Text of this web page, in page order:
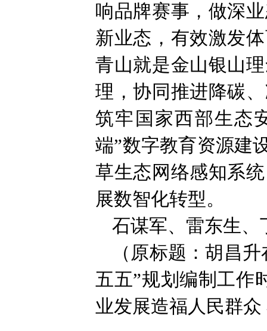
响品牌赛事，做深
新业态，有效激发
青山就是金山银山
理，协同推进降碳
筑牢国家西部生态
端”数字教育资源建
草生态网络感知系
展数智化转型。
石谋军、雷东生、
（原标题：胡昌
五五”规划编制工作
业发展造福人民群